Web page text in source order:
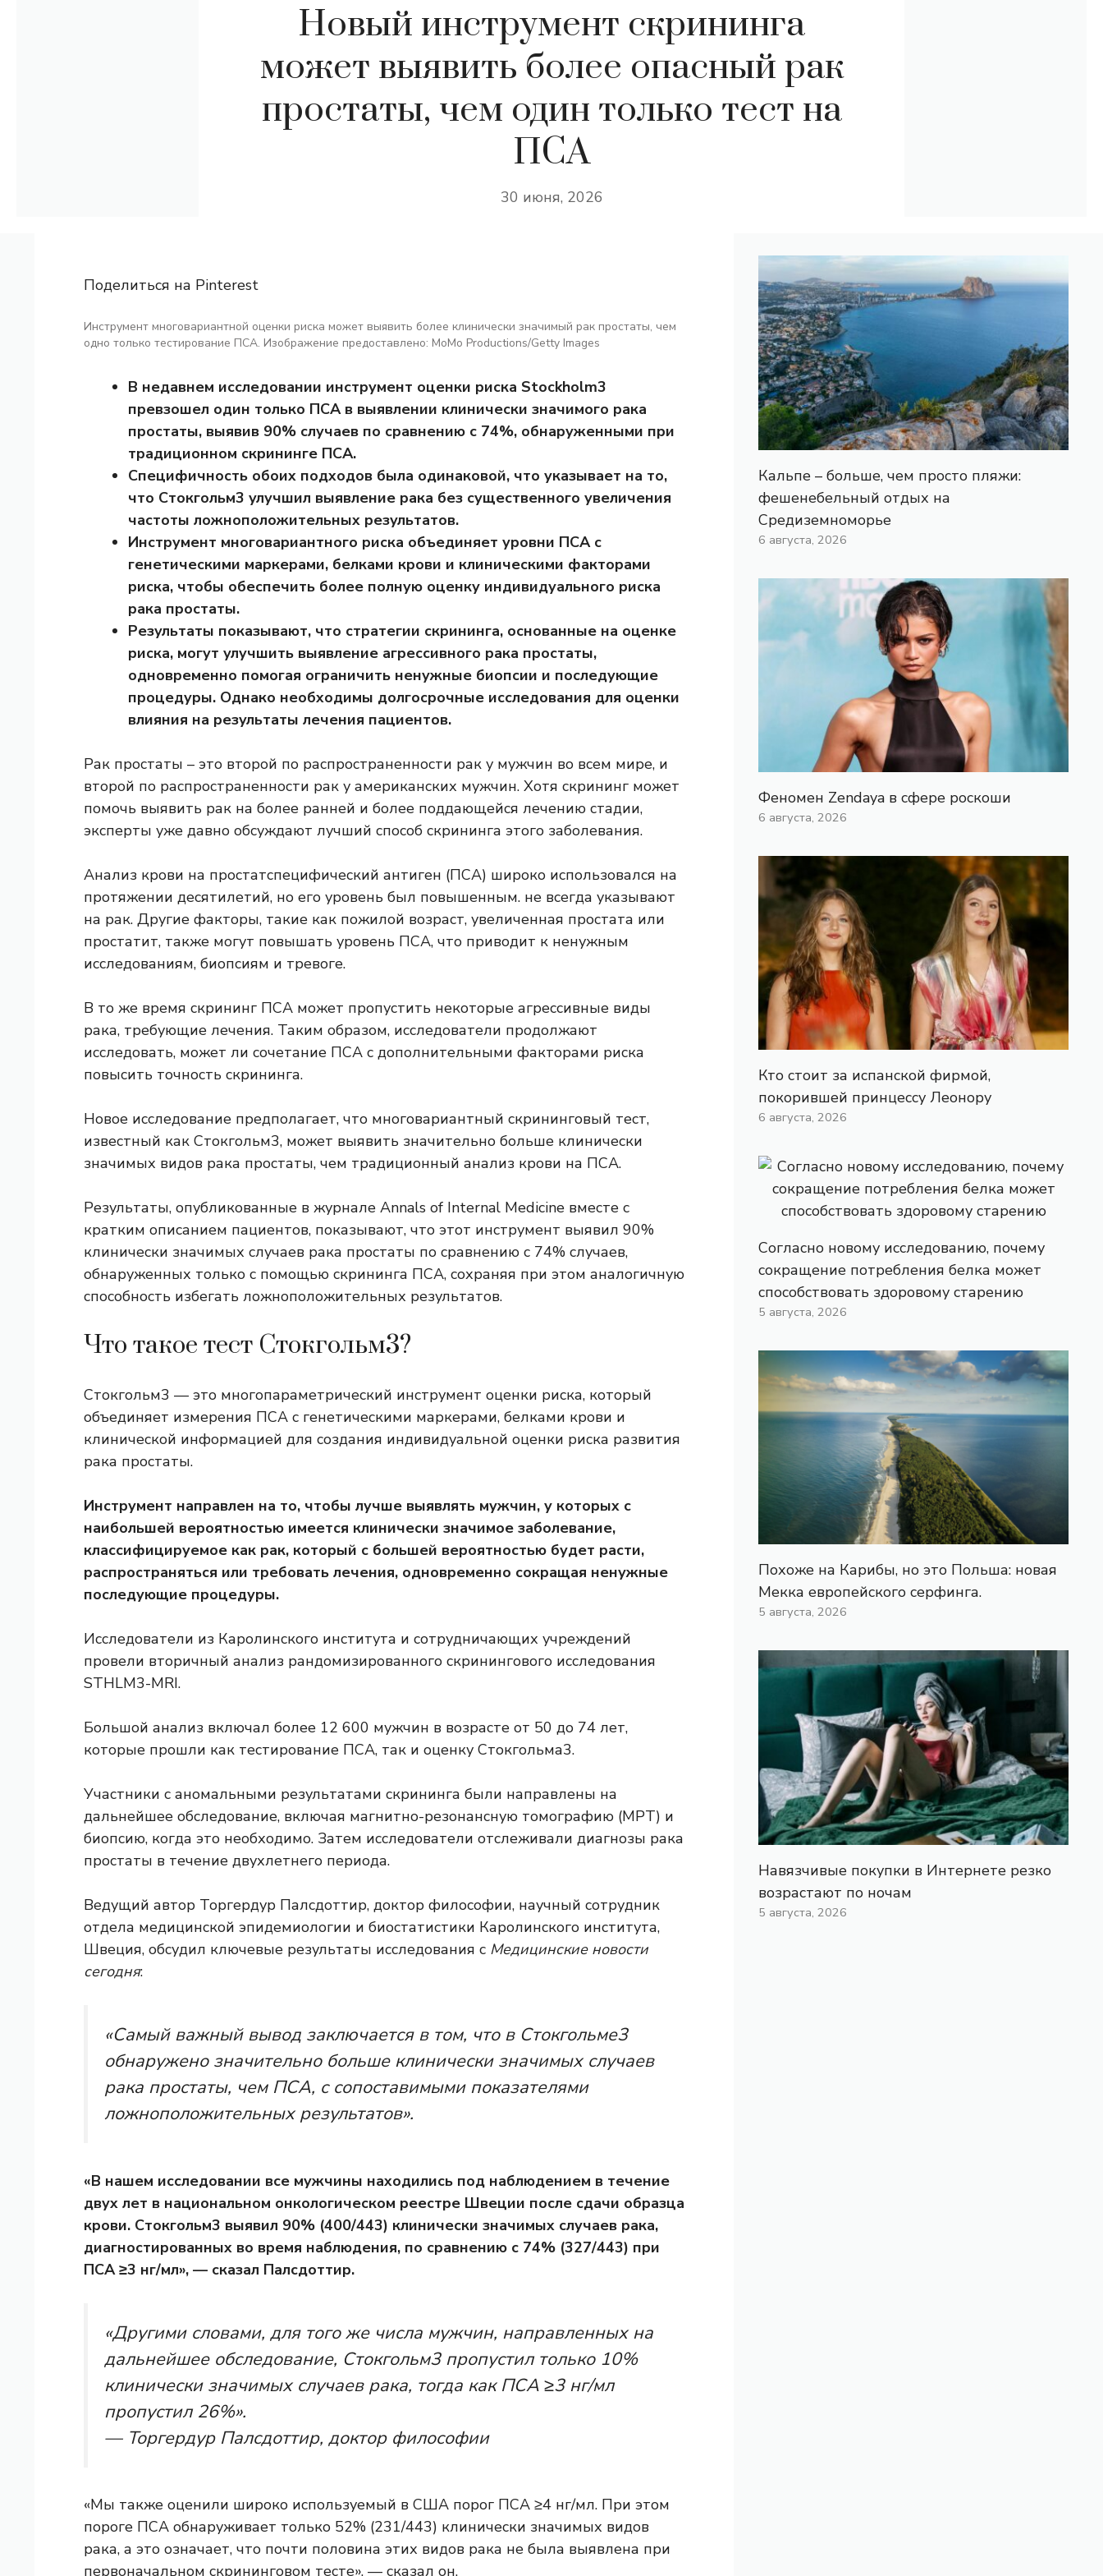
Новый инструмент скрининга
может выявить более опасный рак
простаты, чем один только тест на
ПСА
30 июня, 2026
Поделиться на Pinterest
Инструмент многовариантной оценки риска может выявить более клинически значимый рак простаты, чем
одно только тестирование ПСА. Изображение предоставлено: MoMo Productions/Getty Images
В недавнем исследовании инструмент оценки риска Stockholm3
превзошел один только ПСА в выявлении клинически значимого рака
простаты, выявив 90% случаев по сравнению с 74%, обнаруженными при
традиционном скрининге ПСА.
Специфичность обоих подходов была одинаковой, что указывает на то,
что Стокгольм3 улучшил выявление рака без существенного увеличения
частоты ложноположительных результатов.
Инструмент многовариантного риска объединяет уровни ПСА с
генетическими маркерами, белками крови и клиническими факторами
риска, чтобы обеспечить более полную оценку индивидуального риска
рака простаты.
Результаты показывают, что стратегии скрининга, основанные на оценке
риска, могут улучшить выявление агрессивного рака простаты,
одновременно помогая ограничить ненужные биопсии и последующие
процедуры. Однако необходимы долгосрочные исследования для оценки
влияния на результаты лечения пациентов.
Рак простаты – это второй по распространенности рак у мужчин во всем мире, и
второй по распространенности рак у американских мужчин. Хотя скрининг может
помочь выявить рак на более ранней и более поддающейся лечению стадии,
эксперты уже давно обсуждают лучший способ скрининга этого заболевания.
Анализ крови на простатспецифический антиген (ПСА) широко использовался на
протяжении десятилетий, но его уровень был повышенным. не всегда указывают
на рак. Другие факторы, такие как пожилой возраст, увеличенная простата или
простатит, также могут повышать уровень ПСА, что приводит к ненужным
исследованиям, биопсиям и тревоге.
В то же время скрининг ПСА может пропустить некоторые агрессивные виды
рака, требующие лечения. Таким образом, исследователи продолжают
исследовать, может ли сочетание ПСА с дополнительными факторами риска
повысить точность скрининга.
Новое исследование предполагает, что многовариантный скрининговый тест,
известный как Стокгольм3, может выявить значительно больше клинически
значимых видов рака простаты, чем традиционный анализ крови на ПСА.
Результаты, опубликованные в журнале Annals of Internal Medicine вместе с
кратким описанием пациентов, показывают, что этот инструмент выявил 90%
клинически значимых случаев рака простаты по сравнению с 74% случаев,
обнаруженных только с помощью скрининга ПСА, сохраняя при этом аналогичную
способность избегать ложноположительных результатов.
Что такое тест Стокгольм3?
Стокгольм3 — это многопараметрический инструмент оценки риска, который
объединяет измерения ПСА с генетическими маркерами, белками крови и
клинической информацией для создания индивидуальной оценки риска развития
рака простаты.
Инструмент направлен на то, чтобы лучше выявлять мужчин, у которых с
наибольшей вероятностью имеется клинически значимое заболевание,
классифицируемое как рак, который с большей вероятностью будет расти,
распространяться или требовать лечения, одновременно сокращая ненужные
последующие процедуры.
Исследователи из Каролинского института и сотрудничающих учреждений
провели вторичный анализ рандомизированного скринингового исследования
STHLM3-MRI.
Большой анализ включал более 12 600 мужчин в возрасте от 50 до 74 лет,
которые прошли как тестирование ПСА, так и оценку Стокгольма3.
Участники с аномальными результатами скрининга были направлены на
дальнейшее обследование, включая магнитно-резонансную томографию (МРТ) и
биопсию, когда это необходимо. Затем исследователи отслеживали диагнозы рака
простаты в течение двухлетнего периода.
Ведущий автор Торгердур Палсдоттир, доктор философии, научный сотрудник
отдела медицинской эпидемиологии и биостатистики Каролинского института,
Швеция, обсудил ключевые результаты исследования с Медицинские новости
сегодня:
«Самый важный вывод заключается в том, что в Стокгольме3
обнаружено значительно больше клинически значимых случаев
рака простаты, чем ПСА, с сопоставимыми показателями
ложноположительных результатов».
«В нашем исследовании все мужчины находились под наблюдением в течение
двух лет в национальном онкологическом реестре Швеции после сдачи образца
крови. Стокгольм3 выявил 90% (400/443) клинически значимых случаев рака,
диагностированных во время наблюдения, по сравнению с 74% (327/443) при
ПСА ≥3 нг/мл», — сказал Палсдоттир.
«Другими словами, для того же числа мужчин, направленных на
дальнейшее обследование, Стокгольм3 пропустил только 10%
клинически значимых случаев рака, тогда как ПСА ≥3 нг/мл
пропустил 26%».
— Торгердур Палсдоттир, доктор философии
«Мы также оценили широко используемый в США порог ПСА ≥4 нг/мл. При этом
пороге ПСА обнаруживает только 52% (231/443) клинически значимых видов
рака, а это означает, что почти половина этих видов рака не была выявлена ​​при
первоначальном скрининговом тесте», — сказал он.
Кальпе – больше, чем просто пляжи:
фешенебельный отдых на
Средиземноморье
6 августа, 2026
Феномен Zendaya в сфере роскоши
6 августа, 2026
Кто стоит за испанской фирмой,
покорившей принцессу Леонору
6 августа, 2026
Согласно новому исследованию, почему
сокращение потребления белка может
способствовать здоровому старению
5 августа, 2026
Похоже на Карибы, но это Польша: новая
Мекка европейского серфинга.
5 августа, 2026
Навязчивые покупки в Интернете резко
возрастают по ночам
5 августа, 2026